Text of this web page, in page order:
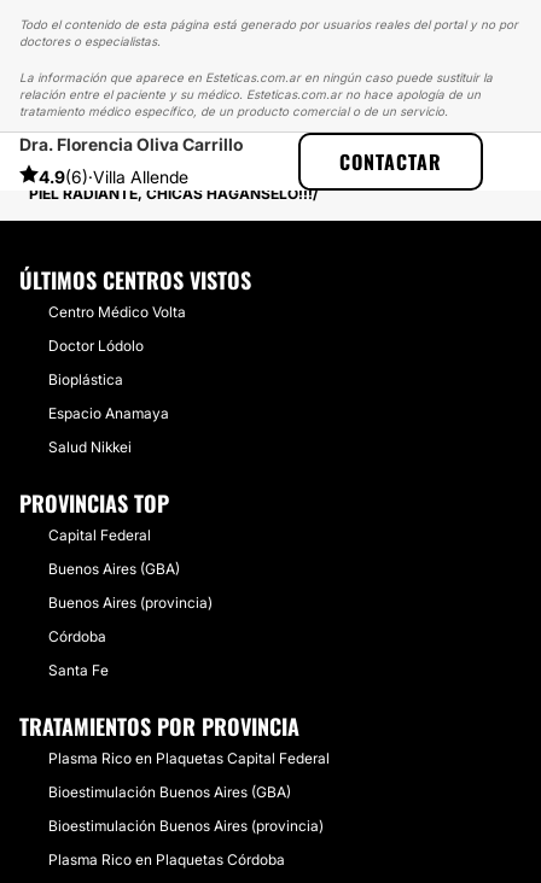
Todo el contenido de esta página está generado por usuarios reales del portal y no por
doctores o especialistas.
La información que aparece en Esteticas.com.ar en ningún caso puede sustituir la
relación entre el paciente y su médico. Esteticas.com.ar no hace apología de un
tratamiento médico específico, de un producto comercial o de un servicio.
Dra. Florencia Oliva Carrillo
4.9(6)·Villa Allende
CONTACTAR
ESTETICAS
EXPERIENCIAS
EXPERIENCIAS SOBRE PLASMA RICO EN PLAQUETAS
PIEL RADIANTE, CHICAS HAGANSELO!!!
ÚLTIMOS CENTROS VISTOS
Centro Médico Volta
Doctor Lódolo
Bioplástica
Espacio Anamaya
Salud Nikkei
PROVINCIAS TOP
Capital Federal
Buenos Aires (GBA)
Buenos Aires (provincia)
Córdoba
Santa Fe
TRATAMIENTOS POR PROVINCIA
Plasma Rico en Plaquetas Capital Federal
Bioestimulación Buenos Aires (GBA)
Bioestimulación Buenos Aires (provincia)
Plasma Rico en Plaquetas Córdoba